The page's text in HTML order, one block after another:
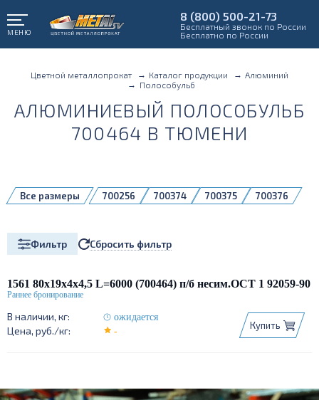
МЕНЮ
8 (800) 500-21-73
Бесплатный звонок по России
Бесплатно по России
Цветной металлопрокат Каталог продукции
Алюминий
Полособульб
АЛЮМИНИЕВЫЙ ПОЛОСОБУЛЬБ
700464 В ТЮМЕНИ
700256 700374 700375
700376
Все размеры
Фильтр Сбросить фильтр
1561 80х19х4х4,5 L=6000 (700464) п/б несим.ОСТ 1 92059-90
ожидается
-
Купить